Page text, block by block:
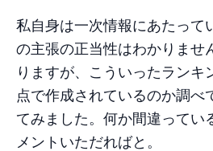
私自身は一次情報にあたって
の主張の正当性はわかりませ
りますが、こういったランキ
点で作成されているのか調べ
てみました。何か間違ってい
メントいただればと。